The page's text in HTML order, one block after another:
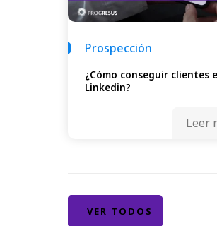
Prospección
¿Cómo conseguir clientes
Linkedin?
Leer
VER TODOS